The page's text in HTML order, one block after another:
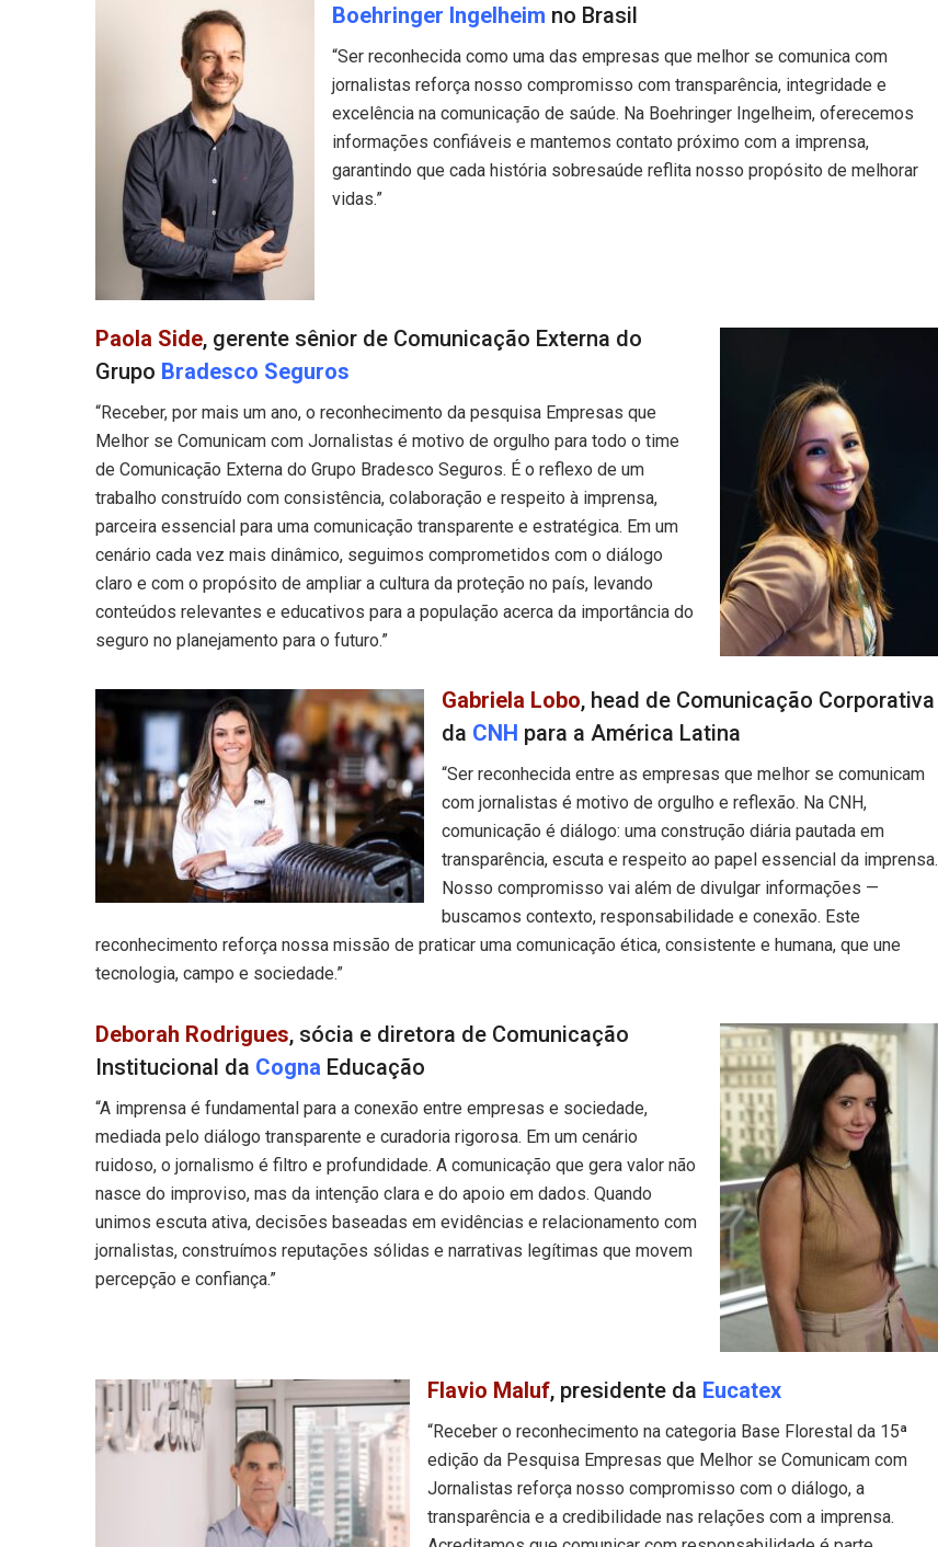
Boehringer Ingelheim no Brasil
“Ser reconhecida como uma das empresas que melhor se comunica com
jornalistas reforça nosso compromisso com transparência, integridade e
excelência na comunicação de saúde. Na Boehringer Ingelheim, oferecemos
informações confiáveis e mantemos contato próximo com a imprensa,
garantindo que cada história sobresaúde reflita nosso propósito de melhorar
vidas.”
Paola Side, gerente sênior de Comunicação Externa do
Grupo Bradesco Seguros
“Receber, por mais um ano, o reconhecimento da pesquisa Empresas que
Melhor se Comunicam com Jornalistas é motivo de orgulho para todo o time
de Comunicação Externa do Grupo Bradesco Seguros. É o reflexo de um
trabalho construído com consistência, colaboração e respeito à imprensa,
parceira essencial para uma comunicação transparente e estratégica. Em um
cenário cada vez mais dinâmico, seguimos comprometidos com o diálogo
claro e com o propósito de ampliar a cultura da proteção no país, levando
conteúdos relevantes e educativos para a população acerca da importância do
seguro no planejamento para o futuro.”
Gabriela Lobo, head de Comunicação Corporativa
da CNH para a América Latina
“Ser reconhecida entre as empresas que melhor se comunicam
com jornalistas é motivo de orgulho e reflexão. Na CNH,
comunicação é diálogo: uma construção diária pautada em
transparência, escuta e respeito ao papel essencial da imprensa.
Nosso compromisso vai além de divulgar informações —
buscamos contexto, responsabilidade e conexão. Este
reconhecimento reforça nossa missão de praticar uma comunicação ética, consistente e humana, que une
tecnologia, campo e sociedade.”
Deborah Rodrigues, sócia e diretora de Comunicação
Institucional da Cogna Educação
“A imprensa é fundamental para a conexão entre empresas e sociedade,
mediada pelo diálogo transparente e curadoria rigorosa. Em um cenário
ruidoso, o jornalismo é filtro e profundidade. A comunicação que gera valor não
nasce do improviso, mas da intenção clara e do apoio em dados. Quando
unimos escuta ativa, decisões baseadas em evidências e relacionamento com
jornalistas, construímos reputações sólidas e narrativas legítimas que movem
percepção e confiança.”
Flavio Maluf, presidente da Eucatex
“Receber o reconhecimento na categoria Base Florestal da 15ª
edição da Pesquisa Empresas que Melhor se Comunicam com
Jornalistas reforça nosso compromisso com o diálogo, a
transparência e a credibilidade nas relações com a imprensa.